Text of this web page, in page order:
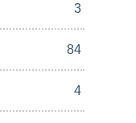
3
84
4